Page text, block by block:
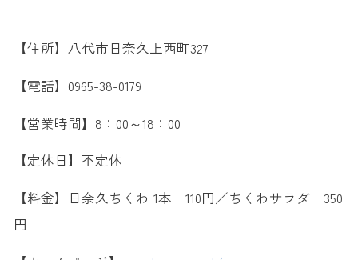
【住所】八代市日奈久上西町327
【電話】0965-38-0179
【営業時間】8：00～18：00
【定休日】不定休
【料金】日奈久ちくわ 1本 110円／ちくわサラダ 350
円